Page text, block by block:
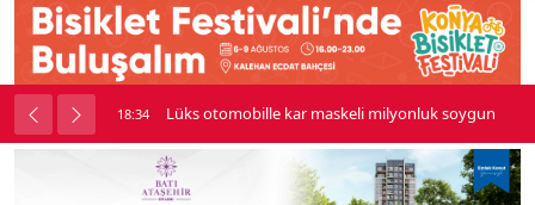
kavga çıktı 18:34 Lüks otomobille kar maskeli milyonluk soygun